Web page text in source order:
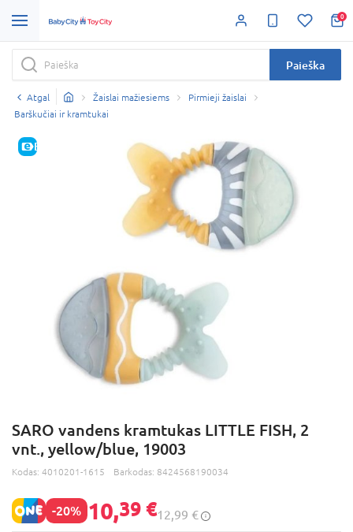
0
Paieška
Atgal Žaislai mažiesiems
Pirmieji žaislai
Barškučiai ir kramtukai
E-KAINA
SARO vandens kramtukas LITTLE FISH, 2
vnt., yellow/blue, 19003
Kodas: 4010201-1615 Barkodas: 8424568190034
-20% 10,39 €12,99 €